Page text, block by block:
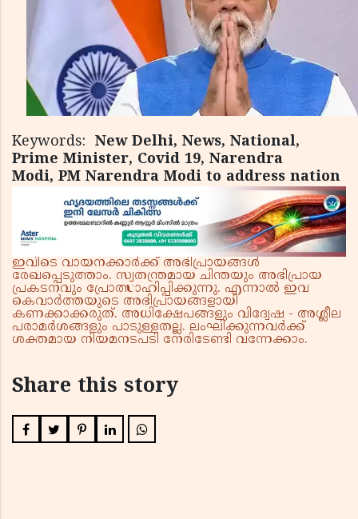
Keywords: New Delhi, News, National,
Prime Minister, Covid 19, Narendra
Modi, PM Narendra Modi to address nation
ഇവിടെ വായനക്കാർക്ക് അഭിപ്രായങ്ങൾ
രേഖപ്പെടുത്താം. സ്വതന്ത്രമായ ചിന്തയും അഭിപ്രായ
പ്രകടനവും പ്രോത്സാഹിപ്പിക്കുന്നു. എന്നാൽ ഇവ
കെവാർത്തയുടെ അഭിപ്രായങ്ങളായി
കണക്കാക്കരുത്. അധിക്ഷേപങ്ങളും വിദ്വേഷ - അശ്ലീല
പരാമർശങ്ങളും പാടുള്ളതല്ല. ലംഘിക്കുന്നവർക്ക്
ശക്തമായ നിയമനടപടി നേരിടേണ്ടി വന്നേക്കാം.
Share this story